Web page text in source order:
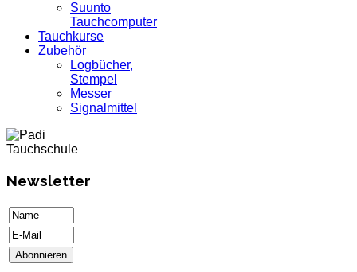
Suunto
Tauchcomputer
Tauchkurse
Zubehör
Logbücher,
Stempel
Messer
Signalmittel
Newsletter